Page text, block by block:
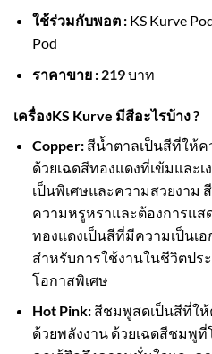
ใช้ร่วมกับพอต : KS Kurve
Pod
ราคาขาย : 219บาท
เครื่องKS Kurve มีสีอะไรบ้าง ?
Copper:สีน้ำตาลเป็นสีที่ให้
ด้วยเฉดสีทองแดงที่เข้มและ
เป็นพิเศษและความสวยงาม
ความหรูหราและต้องการแส
ทองแดงเป็นสีที่มีความเป็นเ
สำหรับการใช้งานในชีวิตปร
โอกาสพิเศษ
Hot Pink:สีชมพูสดเป็นสีที่ให้
ด้วยพลังงาน ด้วยเฉดสีชมพู